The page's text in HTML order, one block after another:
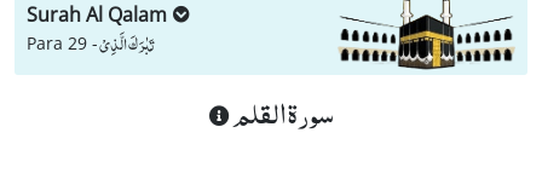
Surah Al Qalam
Para 29 -تَبٰرَكَ الَّذِیْ
سورة القلم